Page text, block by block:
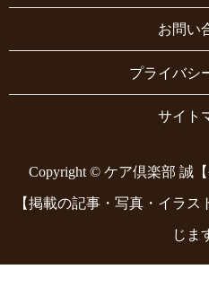
お問い
プライバシ
サイト
Copyright © ケア倶楽部 誠
【掲載の記事・写真・イラ
じま